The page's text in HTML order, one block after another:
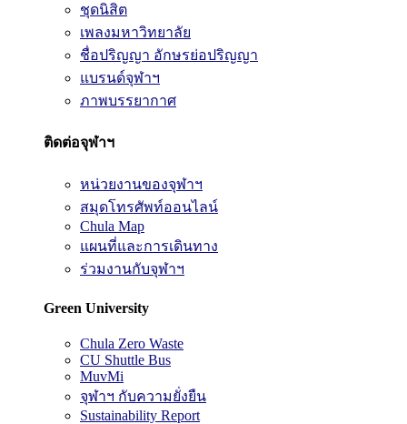
ชุดนิสิต
เพลงมหาวิทยาลัย
ชื่อปริญญา อักษรย่อปริญญา
แบรนด์จุฬาฯ
ภาพบรรยากาศ
ติดต่อจุฬาฯ
หน่วยงานของจุฬาฯ
สมุดโทรศัพท์ออนไลน์
Chula Map
แผนที่และการเดินทาง
ร่วมงานกับจุฬาฯ
Green University
Chula Zero Waste
CU Shuttle Bus
MuvMi
จุฬาฯ กับความยั่งยืน
Sustainability Report